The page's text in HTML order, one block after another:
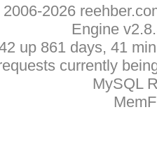
2026
Engine
up 861 days, 41
currently
MySQL